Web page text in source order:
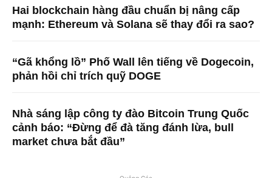
Hai blockchain hàng đầu chuẩn bị nâng cấp
mạnh: Ethereum và Solana sẽ thay đổi ra sao?
“Gã khổng lồ” Phố Wall lên tiếng về Dogecoin,
phản hồi chỉ trích quỹ DOGE
Nhà sáng lập công ty đào Bitcoin Trung Quốc
cảnh báo: “Đừng để đà tăng đánh lừa, bull
market chưa bắt đầu”